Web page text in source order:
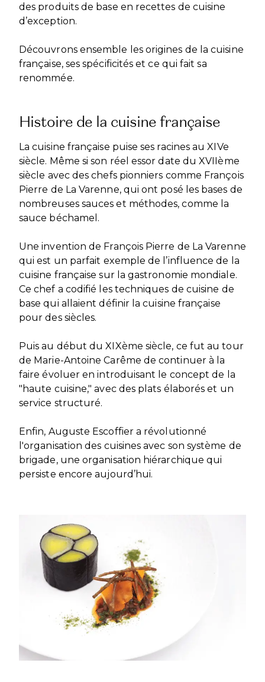
des produits de base en recettes de cuisine
d’exception.
Découvrons ensemble les origines de la cuisine
française, ses spécificités et ce qui fait sa
renommée.
Histoire de la cuisine française
La cuisine française puise ses racines au XIVe
siècle. Même si son réel essor date du XVIIème
siècle avec des chefs pionniers comme François
Pierre de La Varenne, qui ont posé les bases de
nombreuses sauces et méthodes, comme la
sauce béchamel.
Une invention de François Pierre de La Varenne
qui est un parfait exemple de l’influence de la
cuisine française sur la gastronomie mondiale.
Ce chef a codifié les techniques de cuisine de
base qui allaient définir la cuisine française
pour des siècles.
Puis au début du XIXème siècle, ce fut au tour
de Marie-Antoine Carême de continuer à la
faire évoluer en introduisant le concept de la
"haute cuisine," avec des plats élaborés et un
service structuré.
Enfin, Auguste Escoffier a révolutionné
l'organisation des cuisines avec son système de
brigade, une organisation hiérarchique qui
persiste encore aujourd’hui.